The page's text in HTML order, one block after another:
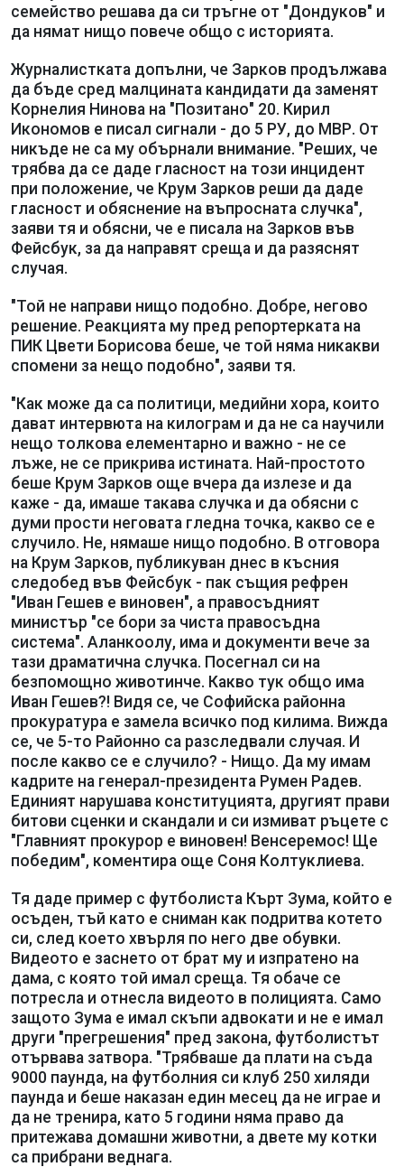
семейство решава да си тръгне от "Дондуков" и
да нямат нищо повече общо с историята.
Журналистката допълни, че Зарков продължава
да бъде сред малцината кандидати да заменят
Корнелия Нинова на "Позитано" 20. Кирил
Икономов е писал сигнали - до 5 РУ, до МВР. От
никъде не са му обърнали внимание. "Реших, че
трябва да се даде гласност на този инцидент
при положение, че Крум Зарков реши да даде
гласност и обяснение на въпросната случка",
заяви тя и обясни, че е писала на Зарков във
Фейсбук, за да направят среща и да разяснят
случая.
"Той не направи нищо подобно. Добре, негово
решение. Реакцията му пред репортерката на
ПИК Цвети Борисова беше, че той няма никакви
спомени за нещо подобно", заяви тя.
"Как може да са политици, медийни хора, които
дават интервюта на килограм и да не са научили
нещо толкова елементарно и важно - не се
лъже, не се прикрива истината. Най-простото
беше Крум Зарков още вчера да излезе и да
каже - да, имаше такава случка и да обясни с
думи прости неговата гледна точка, какво се е
случило. Не, нямаше нищо подобно. В отговора
на Крум Зарков, публикуван днес в късния
следобед във Фейсбук - пак същия рефрен
"Иван Гешев е виновен", а правосъдният
министър "се бори за чиста правосъдна
система". Аланкоолу, има и документи вече за
тази драматична случка. Посегнал си на
безпомощно животинче. Какво тук общо има
Иван Гешев?! Видя се, че Софийска районна
прокуратура е замела всичко под килима. Вижда
се, че 5-то Районно са разследвали случая. И
после какво се е случило? - Нищо. Да му имам
кадрите на генерал-президента Румен Радев.
Единият нарушава конституцията, другият прави
битови сценки и скандали и си измиват ръцете с
"Главният прокурор е виновен! Венсеремос! Ще
победим", коментира още Соня Колтуклиева.
Тя даде пример с футболиста Кърт Зума, който е
осъден, тъй като е сниман как подритва котето
си, след което хвърля по него две обувки.
Видеото е заснето от брат му и изпратено на
дама, с която той имал среща. Тя обаче се
потресла и отнесла видеото в полицията. Само
защото Зума е имал скъпи адвокати и не е имал
други "прегрешения" пред закона, футболистът
отървава затвора. "Трябваше да плати на съда
9000 паунда, на футболния си клуб 250 хиляди
паунда и беше наказан един месец да не играе и
да не тренира, като 5 години няма право да
притежава домашни животни, а двете му котки
са прибрани веднага.